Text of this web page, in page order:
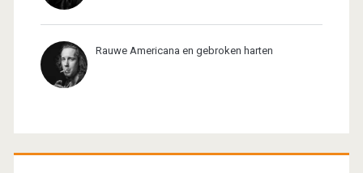
Rauwe Americana en gebroken harten